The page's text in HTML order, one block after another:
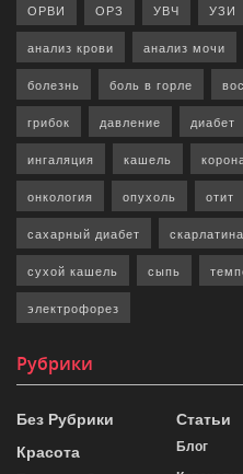
ОРВИ ОРЗ УВЧ УЗИ
анализ крови анализ мочи
болезнь боль в горле
грибок давление диабет
ингаляция кашель
онкология опухоль отит
сахарный диабет скарлатина
сухой кашель сыпь
электрофорез
Рубрики
Без Рубрики
Красота
Статьи
Блог